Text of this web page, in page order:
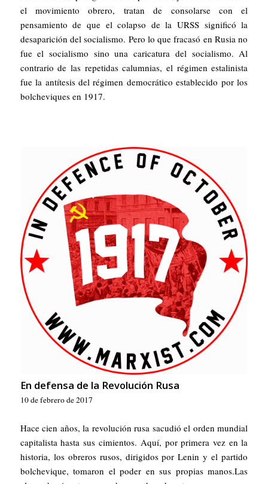
el movimiento obrero, tratan de consolarse con el
pensamiento de que el colapso de la URSS significó la
desaparición del socialismo. Pero lo que fracasó en Rusia no
fue el socialismo sino una caricatura del socialismo. Al
contrario de las repetidas calumnias, el régimen estalinista
fue la antítesis del régimen democrático establecido por los
bolcheviques en 1917.
En defensa de la Revolución Rusa
10 de febrero de 2017
Hace cien años, la revolución rusa sacudió el orden mundial
capitalista hasta sus cimientos. Aquí, por primera vez en la
historia, los obreros rusos, dirigidos por Lenin y el partido
bolchevique, tomaron el poder en sus propias manos.Las